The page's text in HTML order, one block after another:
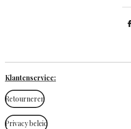
D
Klantenservice:
Retourneren
Privacy beleid